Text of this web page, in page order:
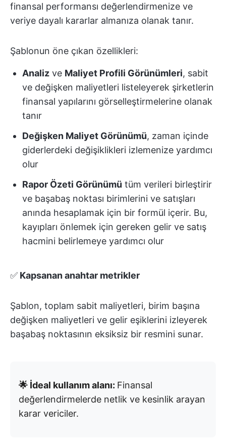
finansal performansı değerlendirmenize ve
veriye dayalı kararlar almanıza olanak tanır.
Şablonun öne çıkan özellikleri:
Analiz ve Maliyet Profili Görünümleri, sabit
ve değişken maliyetleri listeleyerek şirketlerin
finansal yapılarını görselleştirmelerine olanak
tanır
Değişken Maliyet Görünümü, zaman içinde
giderlerdeki değişiklikleri izlemenize yardımcı
olur
Rapor Özeti Görünümü tüm verileri birleştirir
ve başabaş noktası birimlerini ve satışları
anında hesaplamak için bir formül içerir. Bu,
kayıpları önlemek için gereken gelir ve satış
hacmini belirlemeye yardımcı olur
✅ Kapsanan anahtar metrikler
Şablon, toplam sabit maliyetleri, birim başına
değişken maliyetleri ve gelir eşiklerini izleyerek
başabaş noktasının eksiksiz bir resmini sunar.
🌟 İdeal kullanım alanı: Finansal
değerlendirmelerde netlik ve kesinlik arayan
karar vericiler.